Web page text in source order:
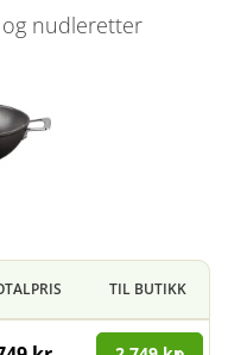
nudleretter
TIL BUTIKK